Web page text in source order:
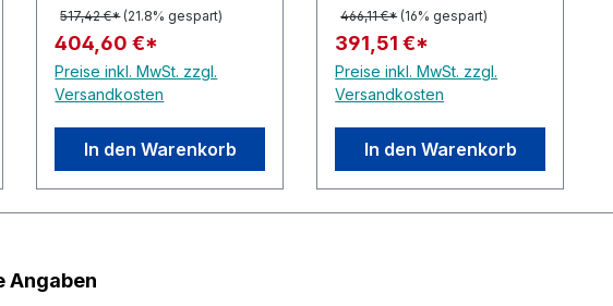
517,42 €* (21.8% gespart)
404,60 €*
Preise inkl. MwSt. zzgl.
Versandkosten
In den Warenkorb
466,11 €* (16% gespart)
391,51 €*
Preise inkl. MwSt. zzgl.
Versandkosten
In den Warenkorb
Angaben